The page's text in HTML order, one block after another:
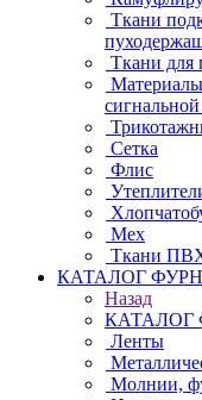
Ткани
Ткани для
Сетка
Флис
Мех
Ткани
КАТАЛОГ
Назад
КАТАЛОГ
Ленты
Молнии,